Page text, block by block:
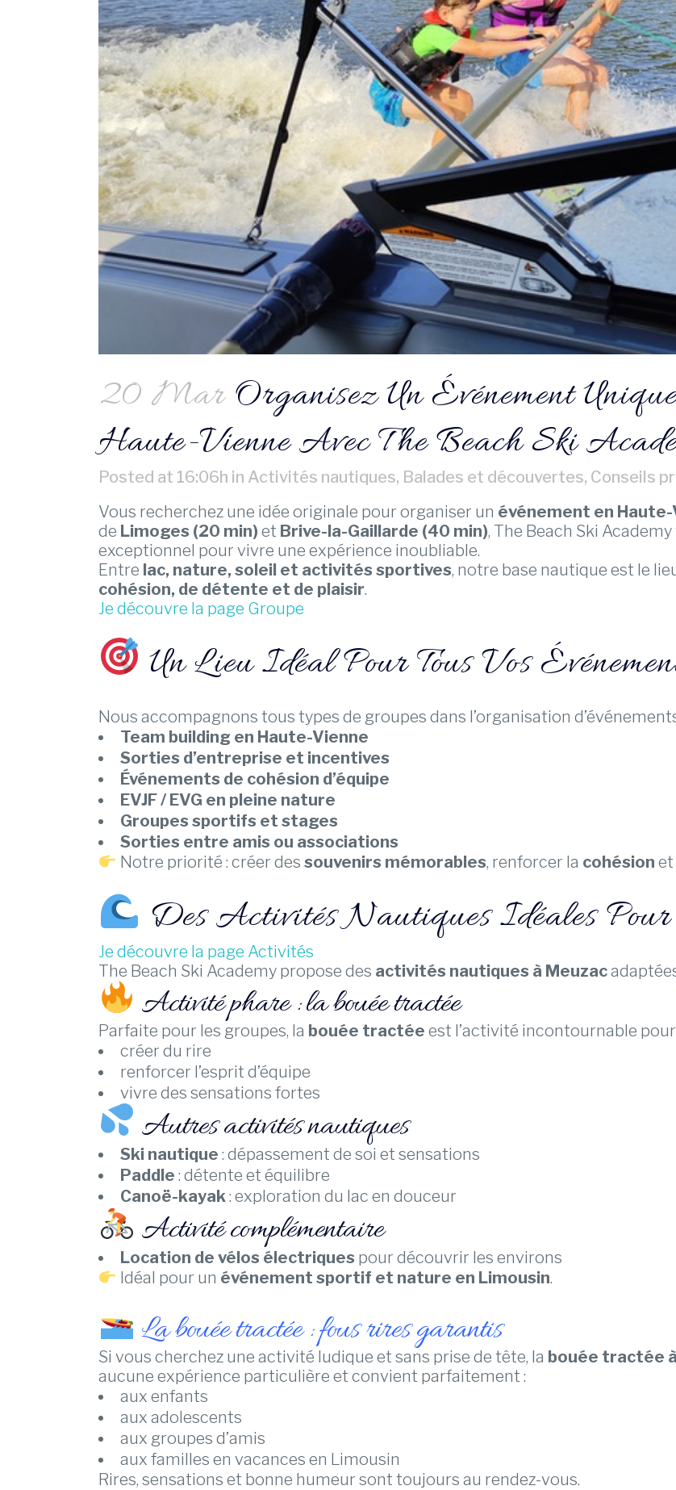
20 MarOrganisez Un Événement
Haute-Vienne Avec The Beach Ski
Posted at 16:06h in Activités nautiques, Balades et découvertes, Conseils
Vous recherchez une idée originale pour organiser un événement en
de Limoges (20 min) et Brive-la-Gaillarde (40 min), The Beach Ski
exceptionnel pour vivre une expérience inoubliable.
Entre lac, nature, soleil et activités sportives, notre base nautique est le
cohésion, de détente et de plaisir.
Je découvre la page Groupe
Un Lieu Idéal Pour Tous Vos
Nous accompagnons tous types de groupes dans l’organisation
Team building en Haute-Vienne
Sorties d’entreprise et incentives
Événements de cohésion d’équipe
EVJF / EVG en pleine nature
Groupes sportifs et stages
Sorties entre amis ou associations
Notre priorité : créer des souvenirs mémorables, renforcer la cohésion et
Des Activités Nautiques Idéales Pour
Je découvre la page Activités
The Beach Ski Academy propose des activités nautiques à Meuzac
Activité phare : la bouée tractée
Parfaite pour les groupes, la bouée tractée est l’activité incontournable pour
créer du rire
renforcer l’esprit d’équipe
vivre des sensations fortes
Autres activités nautiques
Ski nautique : dépassement de soi et sensations
Paddle : détente et équilibre
Canoë-kayak: exploration du lac en douceur
Activité complémentaire
Location de vélos électriques pour découvrir les environs
Idéal pour un événement sportif et nature en Limousin.
La bouée tractée : fous rires garantis
Si vous cherchez une activité ludique et sans prise de tête, la bouée tractée
aucune expérience particulière et convient parfaitement :
aux enfants
aux adolescents
aux groupes d’amis
aux familles en vacances en Limousin
Rires, sensations et bonne humeur sont toujours au rendez-vous.